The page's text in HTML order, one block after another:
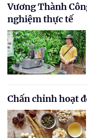
Vương Thành
nghiệm thực tế
Chấn chỉnh hoạt